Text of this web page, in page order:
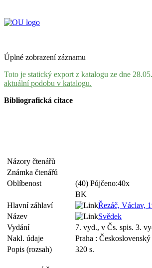
Úplné zobrazení záznamu
Toto je statický export z katalogu ze dne
aktuální podobu v katalogu.
Bibliografická citace
Názory čtenářů
Známka čtenářů
Oblíbenost
(40) Půjčeno:40x
BK
Hlavní záhlaví
Řezáč, Václav,
Název
Svědek
Vydání
7. vyd., v Čs. spis. 3.
Nakl. údaje
Praha :
Popis (rozsah)
320 s.